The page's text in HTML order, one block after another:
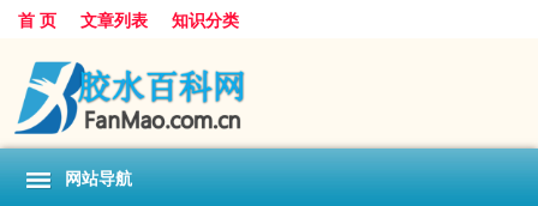
首 页 文章列表 知识分类
网站导航